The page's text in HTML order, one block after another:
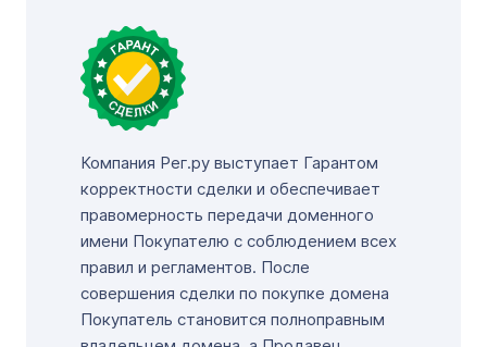
Компания Рег.ру выступает Гарантом
корректности сделки и обеспечивает
правомерность передачи доменного
имени Покупателю с соблюдением всех
правил и регламентов. После
совершения сделки по покупке домена
Покупатель становится полноправным